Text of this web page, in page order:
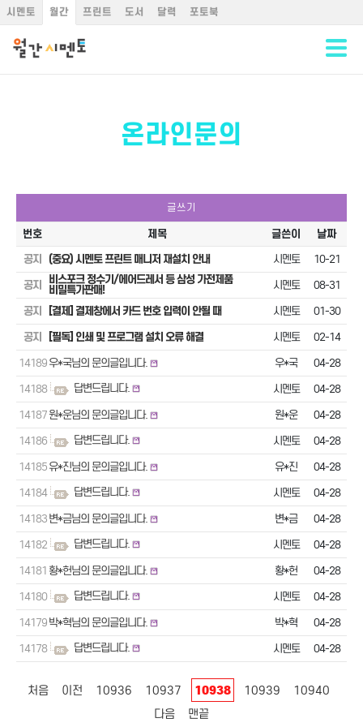
시멘토 월간 프린트 도서 달력 포토북
온라인문의
글쓰기
번호 제목 글쓴이
날짜
공지
(중요) 시멘토 프린트 매니저 재설치 안내 시멘토
10-21
공지
비스포크 정수기/에어드레서 등 삼성 가전제품
비밀특가판매! 시멘토
08-31
공지
[결제] 결제창에서 카드 번호 입력이 안될 때 시멘토
01-30
공지
[필독] 인쇄 및 프로그램 설치 오류 해결 시멘토
02-14
14189 우*국님의 문의글입니다. 우*국
04-28
14188
답변드립니다. 시멘토
04-28
14187 원*운님의 문의글입니다. 원*운
04-28
14186
답변드립니다. 시멘토
04-28
14185 유*진님의 문의글입니다. 유*진
04-28
14184
답변드립니다. 시멘토
04-28
14183 변*금님의 문의글입니다. 변*금
04-28
14182
답변드립니다. 시멘토
04-28
14181 황*헌님의 문의글입니다. 황*헌
04-28
14180
답변드립니다. 시멘토
04-28
14179 박*혁님의 문의글입니다. 박*혁
04-28
14178
답변드립니다. 시멘토 04-28
처음 이전 10936 10937 10938 10939
10940
다음
맨끝